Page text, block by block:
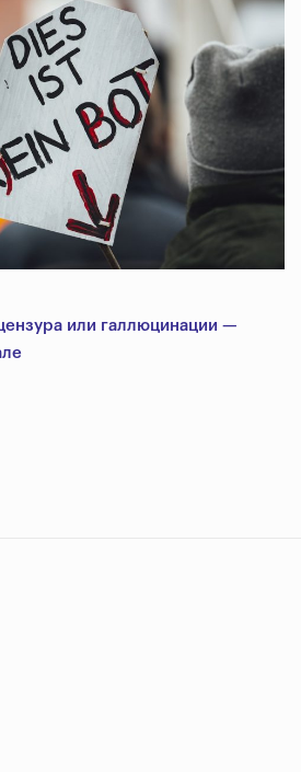
или галлюцинации —